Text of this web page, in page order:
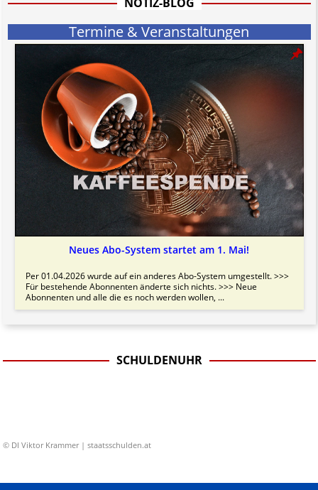
Termine & Veranstaltungen
Neues Abo-System startet am 1. Mai!
Per 01.04.2026 wurde auf ein anderes Abo-System umgestellt. >>>
Für bestehende Abonnenten änderte sich nichts. >>> Neue
Abonnenten und alle die es noch werden wollen, ...
SCHULDENUHR
© DI Viktor Krammer | staatsschulden.at